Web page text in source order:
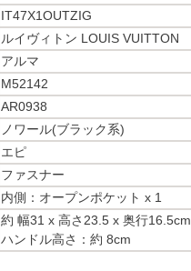
IT47X1OUTZIG
ルイヴィトン LOUIS VUITTON
アルマ
M52142
AR0938
ノワール(ブラック系)
エピ
ファスナー
内側：オープンポケット x 1
約 幅31 x 高さ23.5 x 奥行16.5cm
ハンドル高さ：約 8cm